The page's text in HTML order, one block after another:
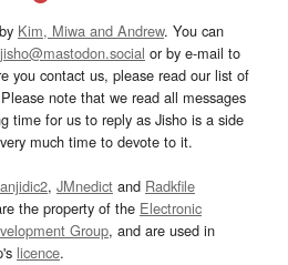
Kim, Miwa and Andrew. You can
or by e-mail to
you contact us, please read our list of
note that we read all messages
time for us to reply as Jisho is a side
much time to devote to it.
, JMnedict and Radkfile
the property of the Electronic
Group, and are used in
licence.